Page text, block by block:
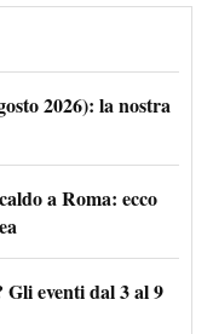
2026): la nostra
a Roma: ecco
Gli eventi dal 3 al 9